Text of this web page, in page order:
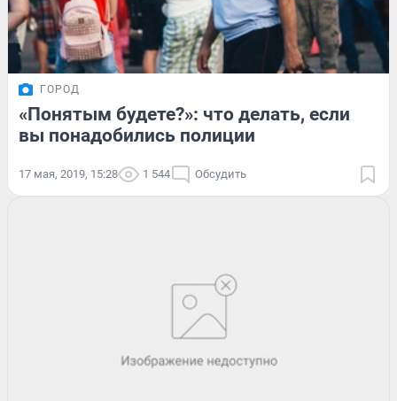
ГОРОД
«Понятым будете?»: что делать, если
вы понадобились полиции
17 мая, 2019, 15:28 1 544 Обсудить